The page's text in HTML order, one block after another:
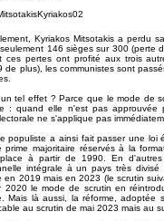
Kyriakos Mitsotakis a perdu
146 sièges sur 300 (perte
ces pertes ont profité aux trois
de plus), les communistes sont
tel effet ? Parce que le mode de
: quand elle n'est pas
ne s'applique pas
populiste a ainsi fait passer une loi
prime majoritaire réservés à la
à partir de 1990. En
intégrale à un pays très
en 2019 mais en 2023 (le scrutin
2020 le mode de scrutin en
Mais là aussi, la réforme, adoptée
au scrutin de mai 2023 mais au